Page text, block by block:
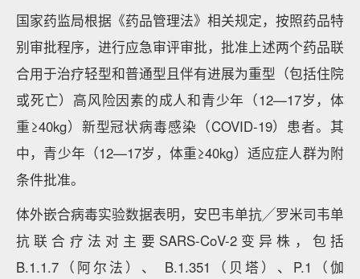
国家药监局根据《药品管理法》相关规定，按照药品特
别审批程序，进行应急审评审批，批准上述两个药品联
合用于治疗轻型和普通型且伴有进展为重型（包括住院
或死亡）高风险因素的成人和青少年（12—17岁，体
重≥40kg）新型冠状病毒感染（COVID-19）患者。其
中，青少年（12—17岁，体重≥40kg）适应症人群为附
条件批准。
体外嵌合病毒实验数据表明，安巴韦单抗╱罗米司韦单
抗联合疗法对主要SARS-CoV-2变异株，包括
B.1.1.7（阿尔法）、 B.1.351（贝塔）、P.1（伽